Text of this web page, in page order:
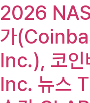
2026
가
Inc.), 코인
Inc. 뉴스